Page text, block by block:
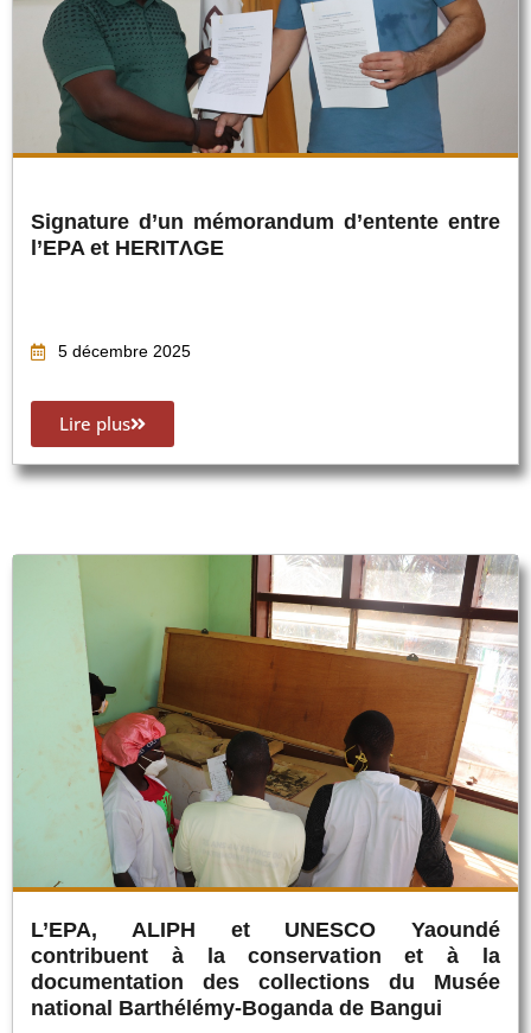
Signature d’un mémorandum d’entente entre
l’EPA et HERITΛGE
5 décembre 2025
Lire plus
L’EPA, ALIPH et UNESCO Yaoundé
contribuent à la conservation et à la
documentation des collections du Musée
national Barthélémy-Boganda de Bangui